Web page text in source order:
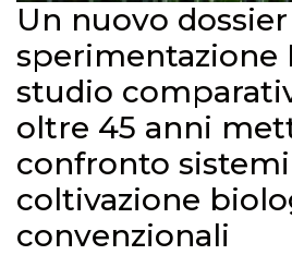
Un nuovo
sperimentazione
studio
oltre 45 anni
confronto
coltivazione
convenzionali